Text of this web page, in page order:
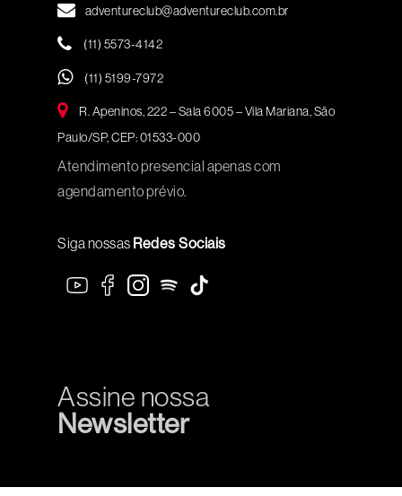
adventureclub@adventureclub.com.br
(11) 5573-4142
(11) 5199-7972
R. Apeninos, 222 – Sala 6005 – Vila Mariana, São
Paulo/SP, CEP: 01533-000
Atendimento presencial apenas com
agendamento prévio.
Siga nossas Redes Sociais
Assine nossa
Newsletter